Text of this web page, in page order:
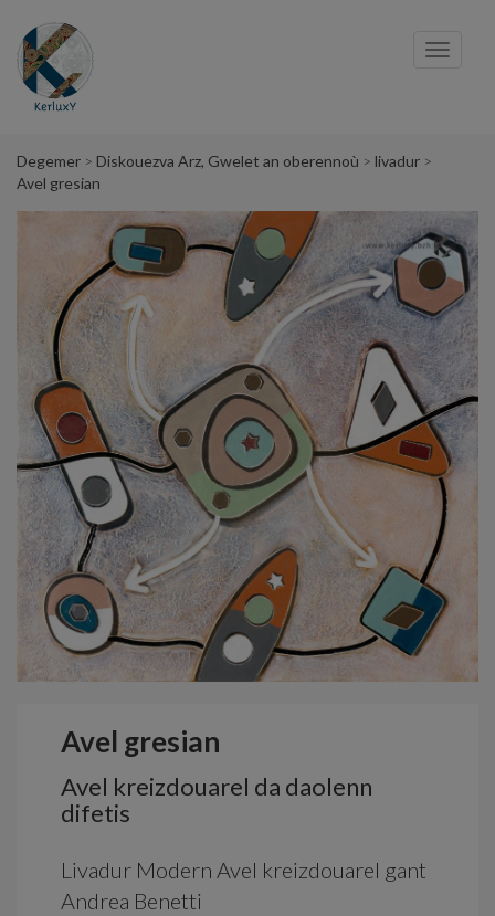
Degemer Diskouezva Arz, Gwelet an oberennoù
livadur
Avel gresian
Avel gresian
Avel kreizdouarel da daolenn
difetis
Livadur Modern Avel kreizdouarel gant
Andrea Benetti